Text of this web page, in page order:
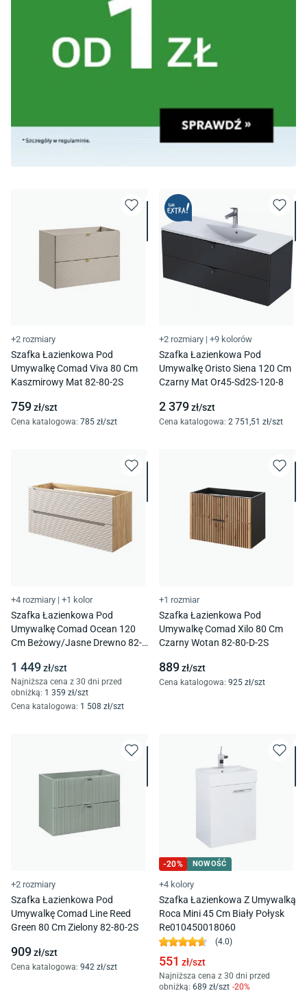
+2 rozmiary
Szafka Łazienkowa Pod
Umywalkę Comad Viva 80 Cm
Kaszmirowy Mat 82-80-2S
759zł/szt
Cena katalogowa: 785 zł/szt
+2 rozmiary | +9 kolorów
Szafka Łazienkowa Pod
Umywalkę Oristo Siena 120 Cm
Czarny Mat Or45-Sd2S-120-8
2 379zł/szt
Cena katalogowa: 2 751 ,51 zł/szt
+4 rozmiary | +1 kolor
Szafka Łazienkowa Pod
Umywalkę Comad Ocean 120
Cm Beżowy/Jasne Drewno 82-
1 449zł/szt
Najniższa cena z 30 dni przed
obniżką: 1 359 zł/szt
Cena katalogowa: 1 508 zł/szt
+1 rozmiar
Szafka Łazienkowa Pod
Umywalkę Comad Xilo 80 Cm
Czarny Wotan 82-80-D-2S
889zł/szt
Cena katalogowa: 925 zł/szt
+2 rozmiary
Szafka Łazienkowa Pod
Umywalkę Comad Line Reed
Green 80 Cm Zielony 82-80-2S
909zł/szt
Cena katalogowa: 942 zł/szt
-20% NOWOŚĆ
+4 kolory
Szafka Łazienkowa Z Umywalką
Roca Mini 45 Cm Biały Połysk
Re010450018060
(4.0)
551 zł/szt
Najniższa cena z 30 dni przed
obniżką: 689 zł/szt -20%